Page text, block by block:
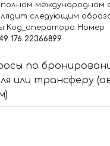
международном
следующим
Код_оператора Номер
176 22366899
по
или трансферу